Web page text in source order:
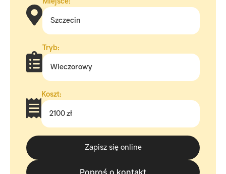
Szczecin
Koszt:
2100 zł
Tryb:
Wieczorowy
Zapisz się online
Poproś o kontakt